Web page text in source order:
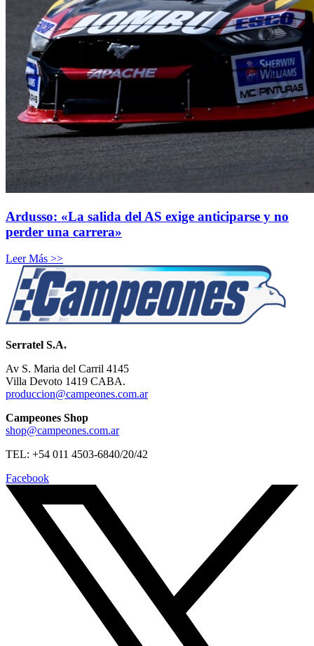
Ardusso: «La salida del AS exige anticiparse y no
perder una carrera»
Leer Más >>
Serratel S.A.
Av S. Maria del Carril 4145
Villa Devoto 1419 CABA.
produccion@campeones.com.ar
Campeones Shop
shop@campeones.com.ar
TEL: +54 011 4503-6840/20/42
Facebook